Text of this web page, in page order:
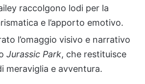
raccolgono lodi per la
e l’apporto emotivo.
l’omaggio visivo e narrativo
Jurassic Park, che restituisce
meraviglia e avventura.